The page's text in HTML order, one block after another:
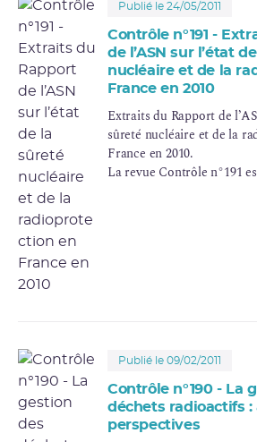
ionisants pour guider le
chirurgie, cardiologie, ou
exemple).
Publié le 24/05/2011
Contrôle n°191 -
de l’ASN sur l’état
nucléaire et de la
France en 2010
Extraits du Rapport de
sûreté nucléaire et de la
France en 2010.
La revue Contrôle n°191
Publié le 09/02/2011
Contrôle n°190 - La
déchets radioactifs :
perspectives